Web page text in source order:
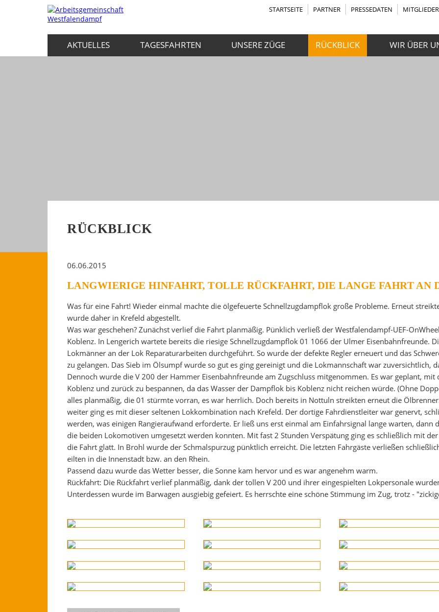
STARTSEITE PARTNER PRESSEDATEN
AKTUELLES TAGESFAHRTEN UNSERE ZÜGE RÜCKBLICK WIR ÜBER
RÜCKBLICK
06.06.2015
LANGWIERIGE HINFAHRT, TOLLE RÜCKFAHRT, DIE LANGE FAHRT AN
Was für eine Fahrt! Wieder einmal machte die ölgefeuerte Schnellzugdampflok große Probleme. Erneut
wurde daher in Krefeld abgestellt.
Was war geschehen? Zunächst verlief die Fahrt planmäßig. Pünklich verließ der Westfalendampf-UEF-
Koblenz. In Lengerich wartete bereits die riesige Schnellzugdampflok 01 1066 der Ulmer Eisenbahnfreunde.
Lokmänner an der Lok Reparaturarbeiten durchgeführt. So wurde der defekte Regler erneuert und das
zu gelangen. Das Sieb im Ölsumpf wurde so gut es ging gereinigt und die Lokmannschaft war zuversichtlich,
Dennoch wurde die V 200 der Hammer Eisenbahnfreunde am Zugschluss mitgenommen. Es war geplant,
Koblenz und zurück zu bespannen, da das Wasser der Dampflok bis Koblenz nicht reichen würde. (Ohne
alles planmäßig, die 01 stürmte vorran, es war herrlich. Doch bereits in Nottuln streikten erneut die
weiter ging es mit dieser seltenen Lokkombination nach Krefeld. Der dortige Fahrdienstleiter war genervt,
werden, was einigen Rangieraufwand erforderte. Er ließ uns erst einmal am Einfahrsignal lange warten, dann
die beiden Lokomotiven umgesetzt werden konnten. Mit fast 2 Stunden Verspätung ging es schließlich mit
die Fahrt glatt. In Brohl wurde der Schmalspurzug pünktlich erreicht. Die letzten Fahrgäste verließen
eilten in die Innenstadt bzw. an den Rhein.
Passend dazu wurde das Wetter besser, die Sonne kam hervor und es war angenehm warm.
Rückfahrt: Die Rückfahrt verlief planmäßig, dank der tollen V 200 und ihrer eingespielten Lokpersonale
Unterdessen wurde im Barwagen ausgiebig gefeiert. Es herrschte eine schöne Stimmung im Zug, trotz -